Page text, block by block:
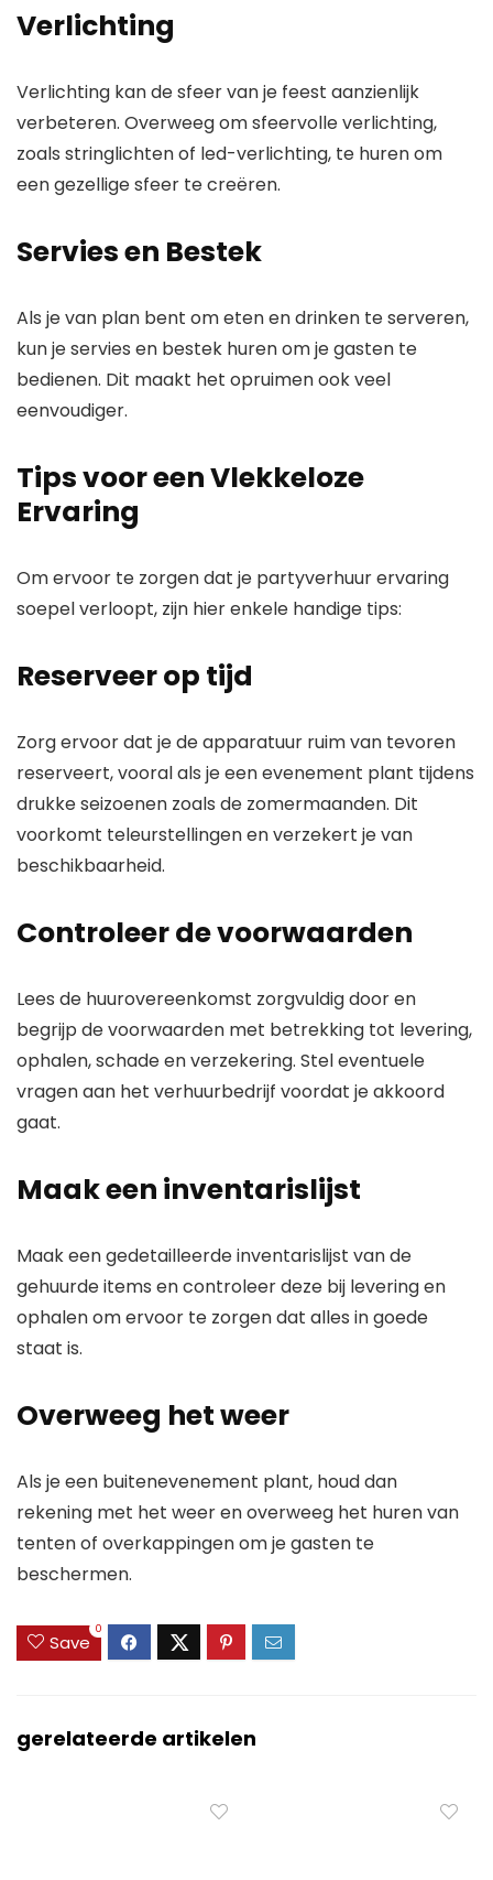
Verlichting
Verlichting kan de sfeer van je feest aanzienlijk
verbeteren. Overweeg om sfeervolle verlichting,
zoals stringlichten of led-verlichting, te huren om
een gezellige sfeer te creëren.
Servies en Bestek
Als je van plan bent om eten en drinken te serveren,
kun je servies en bestek huren om je gasten te
bedienen. Dit maakt het opruimen ook veel
eenvoudiger.
Tips voor een Vlekkeloze
Ervaring
Om ervoor te zorgen dat je partyverhuur ervaring
soepel verloopt, zijn hier enkele handige tips:
Reserveer op tijd
Zorg ervoor dat je de apparatuur ruim van tevoren
reserveert, vooral als je een evenement plant tijdens
drukke seizoenen zoals de zomermaanden. Dit
voorkomt teleurstellingen en verzekert je van
beschikbaarheid.
Controleer de voorwaarden
Lees de huurovereenkomst zorgvuldig door en
begrijp de voorwaarden met betrekking tot levering,
ophalen, schade en verzekering. Stel eventuele
vragen aan het verhuurbedrijf voordat je akkoord
gaat.
Maak een inventarislijst
Maak een gedetailleerde inventarislijst van de
gehuurde items en controleer deze bij levering en
ophalen om ervoor te zorgen dat alles in goede
staat is.
Overweeg het weer
Als je een buitenevenement plant, houd dan
rekening met het weer en overweeg het huren van
tenten of overkappingen om je gasten te
beschermen.
Save
0
gerelateerde artikelen